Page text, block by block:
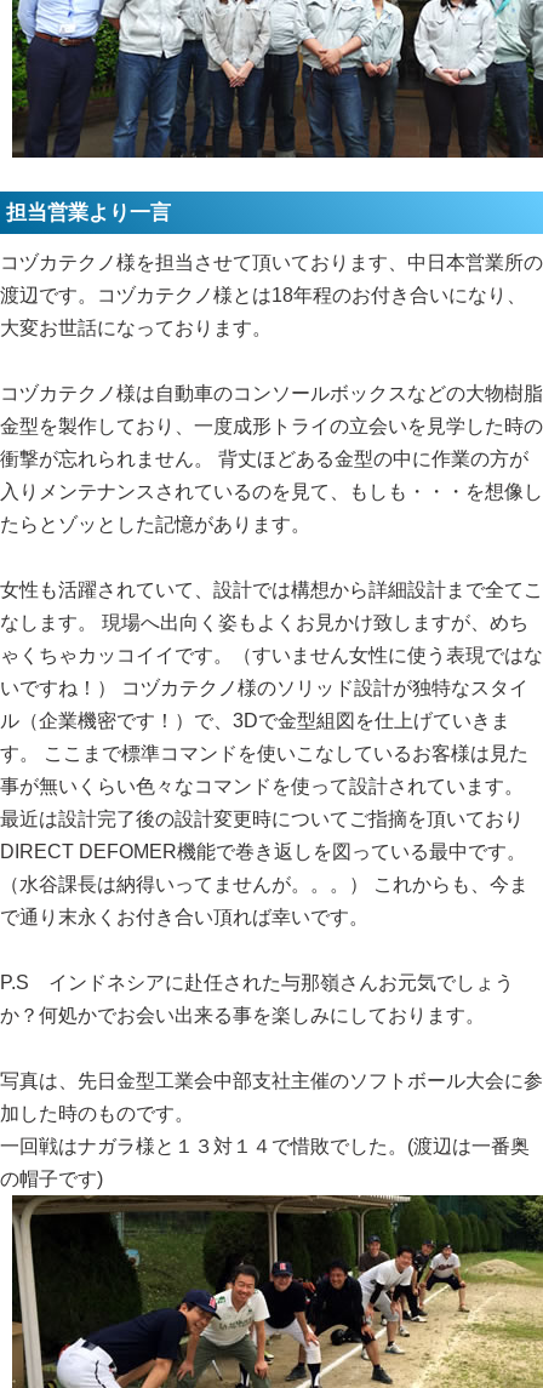
担当営業より一言
コヅカテクノ様を担当させて頂いております、中日本営業所の
渡辺です。コヅカテクノ様とは18年程のお付き合いになり、
大変お世話になっております。
コヅカテクノ様は自動車のコンソールボックスなどの大物樹脂
金型を製作しており、一度成形トライの立会いを見学した時の
衝撃が忘れられません。 背丈ほどある金型の中に作業の方が
入りメンテナンスされているのを見て、もしも・・・を想像し
たらとゾッとした記憶があります。
女性も活躍されていて、設計では構想から詳細設計まで全てこ
なします。 現場へ出向く姿もよくお見かけ致しますが、めち
ゃくちゃカッコイイです。（すいません女性に使う表現ではな
いですね！） コヅカテクノ様のソリッド設計が独特なスタイ
ル（企業機密です！）で、3Dで金型組図を仕上げていきま
す。 ここまで標準コマンドを使いこなしているお客様は見た
事が無いくらい色々なコマンドを使って設計されています。
最近は設計完了後の設計変更時についてご指摘を頂いており
DIRECT DEFOMER機能で巻き返しを図っている最中です。
（水谷課長は納得いってませんが。。。） これからも、今ま
で通り末永くお付き合い頂れば幸いです。
P.S インドネシアに赴任された与那嶺さんお元気でしょう
か？何処かでお会い出来る事を楽しみにしております。
写真は、先日金型工業会中部支社主催のソフトボール大会に参
加した時のものです。
一回戦はナガラ様と１３対１４で惜敗でした。(渡辺は一番奥
の帽子です)